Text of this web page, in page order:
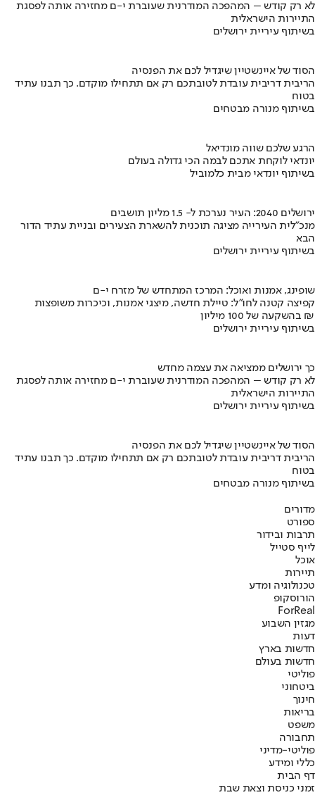
לא רק קודש – המהפכה המודרנית שעוברת י-ם מחזירה אותה לפסגת
התיירות הישראלית
בשיתוף עיריית ירושלים
הסוד של איינשטיין שיגדיל לכם את הפנסיה
הריבית דריבית עובדת לטובתכם רק אם תתחילו מוקדם. כך תבנו עתיד
בטוח
בשיתוף מנורה מבטחים
הרגע שלכם שווה מונדיאל
יונדאי לוקחת אתכם לבמה הכי גדולה בעולם
בשיתוף יונדאי מבית כלמוביל
ירושלים 2040: העיר נערכת ל- 1.5 מליון תושבים
מנכ"לית העירייה מציגה תוכנית להשארת הצעירים ובניית עתיד הדור
הבא
בשיתוף עיריית ירושלים
שופינג, אמנות ואוכל: המרכז המתחדש של מזרח י-ם
קפיצה קטנה לחו"ל: טיילת חדשה, מיצגי אמנות, וכיכרות משופצות
בהשקעה של 100 מיליון ₪
בשיתוף עיריית ירושלים
כך ירושלים ממציאה את עצמה מחדש
לא רק קודש – המהפכה המודרנית שעוברת י-ם מחזירה אותה לפסגת
התיירות הישראלית
בשיתוף עיריית ירושלים
הסוד של איינשטיין שיגדיל לכם את הפנסיה
הריבית דריבית עובדת לטובתכם רק אם תתחילו מוקדם. כך תבנו עתיד
בטוח
בשיתוף מנורה מבטחים
מדורים
ספורט
תרבות ובידור
לייף סטייל
אוכל
תיירות
טכנולוגיה ומדע
הורוסקופ
ForReal
מגזין השבוע
דעות
חדשות בארץ
חדשות בעולם
פוליטי
ביטחוני
חינוך
בריאות
משפט
תחבורה
פוליטי-מדיני
כללי ומידע
דף הבית
זמני כניסת וצאת שבת